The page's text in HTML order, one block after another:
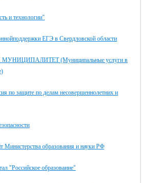
и технологии"
ЕГЭ в Свердловской области
(Муниципальные услуги в
по защите по делам несовершеннолетних и
Министерства образования и науки РФ
"Российское образование"